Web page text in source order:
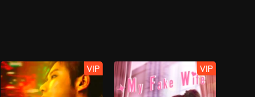
VIP VIP